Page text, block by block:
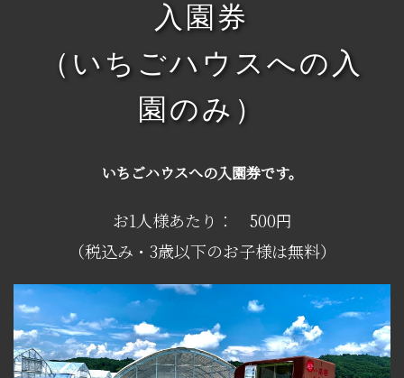
入園券
（いちごハウスへの入
園のみ）
いちごハウスへの入園券です。
お1人様あたり： 500円
（税込み・3歳以下のお子様は無料）